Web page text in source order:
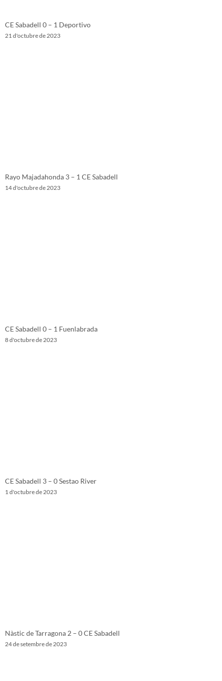
CE Sabadell 0 – 1 Deportivo
21 d'octubre de 2023
Rayo Majadahonda 3 – 1 CE Sabadell
14 d'octubre de 2023
CE Sabadell 0 – 1 Fuenlabrada
8 d'octubre de 2023
CE Sabadell 3 – 0 Sestao River
1 d'octubre de 2023
Nàstic de Tarragona 2 – 0 CE Sabadell
24 de setembre de 2023